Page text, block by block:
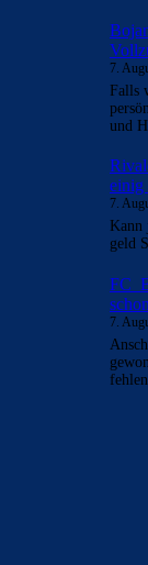
7.
Falls
und
einig
7.
Kann
geld
7.